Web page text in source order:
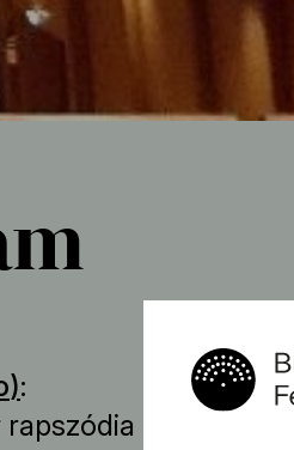
):
(Liszt